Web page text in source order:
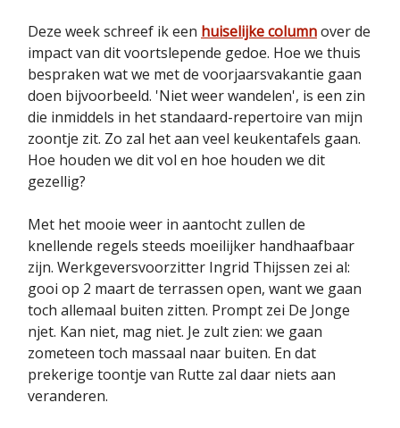
Deze week schreef ik een huiselijke columnover de
impact van dit voortslepende gedoe. Hoe we thuis
bespraken wat we met de voorjaarsvakantie gaan
doen bijvoorbeeld. 'Niet weer wandelen', is een zin
die inmiddels in het standaard-repertoire van mijn
zoontje zit. Zo zal het aan veel keukentafels gaan.
Hoe houden we dit vol en hoe houden we dit
gezellig?
Met het mooie weer in aantocht zullen de
knellende regels steeds moeilijker handhaafbaar
zijn. Werkgeversvoorzitter Ingrid Thijssen zei al:
gooi op 2 maart de terrassen open, want we gaan
toch allemaal buiten zitten. Prompt zei De Jonge
njet. Kan niet, mag niet. Je zult zien: we gaan
zometeen toch massaal naar buiten. En dat
prekerige toontje van Rutte zal daar niets aan
veranderen.